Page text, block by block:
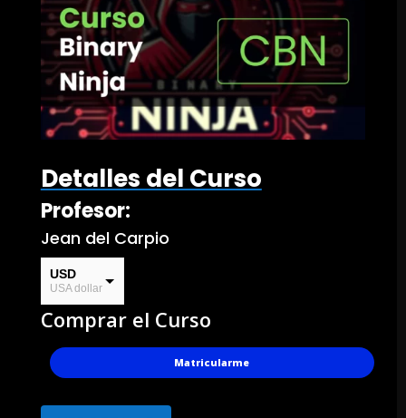
Detalles del Curso
Profesor:
Jean del Carpio
USD
USA dollar
PEN
Comprar el Curso
Matricularme